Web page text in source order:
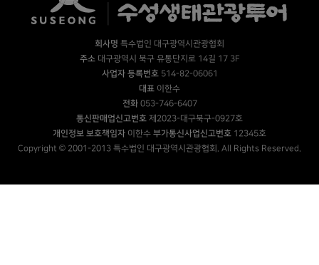
회사명 특수법인 대구광역시관광협회
주소대구광역시 북구 유통단지로 14길 17 3F
사업자 등록번호514-82-06061
대표 이한수
전화053-746-6407
통신판매업신고번호 제2023-대구북구-0927호
개인정보 보호책임자 이한수 부가통신사업신고번호 12345호
Copyright © 2001-2013 특수법인 대구광역시관광협회. All Rights Reserved.